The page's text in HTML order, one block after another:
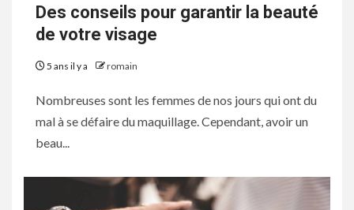
Des conseils pour garantir la beauté
de votre visage
5 ans il y a romain
Nombreuses sont les femmes de nos jours qui ont du
mal à se défaire du maquillage. Cependant, avoir un
beau...